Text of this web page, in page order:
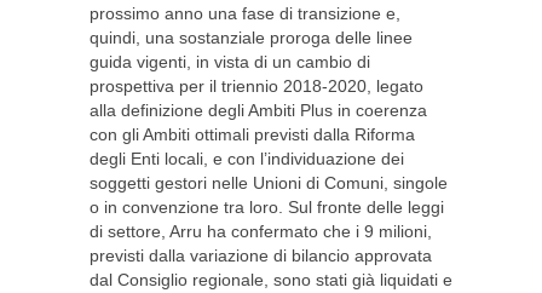
prossimo anno una fase di transizione e,
quindi, una sostanziale proroga delle linee
guida vigenti, in vista di un cambio di
prospettiva per il triennio 2018-2020, legato
alla definizione degli Ambiti Plus in coerenza
con gli Ambiti ottimali previsti dalla Riforma
degli Enti locali, e con l’individuazione dei
soggetti gestori nelle Unioni di Comuni, singole
o in convenzione tra loro. Sul fronte delle leggi
di settore, Arru ha confermato che i 9 milioni,
previsti dalla variazione di bilancio approvata
dal Consiglio regionale, sono stati già liquidati e